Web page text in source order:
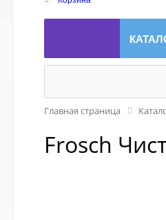
Главная страница
Frosch